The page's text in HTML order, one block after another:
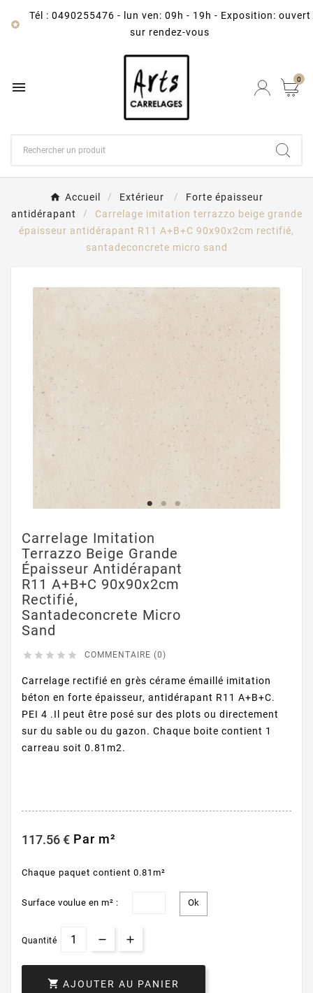

Tél : 0490255476 -
lun ven: 09h - 19h - Exposition: ouvert
sur rendez-vous
 0
Accueil Extérieur
Forte épaisseur
antidérapant
Carrelage imitation terrazzo beige grande
épaisseur antidérapant R11 A+B+C 90x90x2cm rectifié,
santadeconcrete micro sand
Carrelage Imitation
Terrazzo Beige Grande
Épaisseur Antidérapant
R11 A+B+C 90x90x2cm
Rectifié,
Santadeconcrete Micro
Sand
     COMMENTAIRE (0)
Carrelage rectifié en grès cérame émaillé imitation
béton en forte épaisseur, antidérapant R11 A+B+C.
PEI 4 .Il peut être posé sur des plots ou directement
sur du sable ou du gazon. Chaque boite contient 1
carreau soit 0.81m2.
117.56 € Par m²
Chaque paquet contient 0.81m²
Surface voulue en m² :
Quantité
 AJOUTER AU PANIER